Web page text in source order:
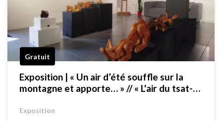
Gratuit
Exposition | « Un air d’été souffle sur la
montagne et apporte… » // « L'air du tsat-
Exposition